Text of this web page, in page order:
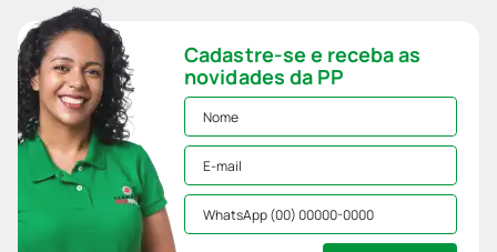
Cadastre-se e receba as
novidades da PP